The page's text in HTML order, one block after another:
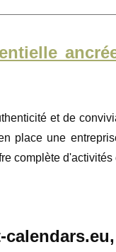
et de
place une
complète